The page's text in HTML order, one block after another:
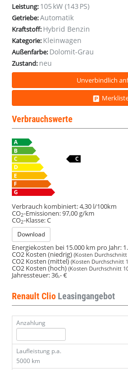
Leistung: 105 kW (143 PS)
Getriebe:Automatik
Kraftstoff: Hybrid Benzin
Kategorie: Kleinwagen
Außenfarbe: Dolomit-Grau
Zustand: neu
Unverbindlich
Verbrauchswerte
Verbrauch kombiniert:4,30 l/100km
CO2-Emissionen:97,00 g/km
CO2-Klasse:C
Download
Energiekosten bei 15.000 km pro Jahr:
CO2 Kosten (niedrig) (Kosten Durchschnitt
CO2 Kosten (mittel)(Kosten Durchschnitt
CO2 Kosten (hoch) (Kosten Durchschnitt
Jahressteuer:36,- €
Renault Clio Leasingangebot
Anzahlung
Laufleistung p.a.
5000 km